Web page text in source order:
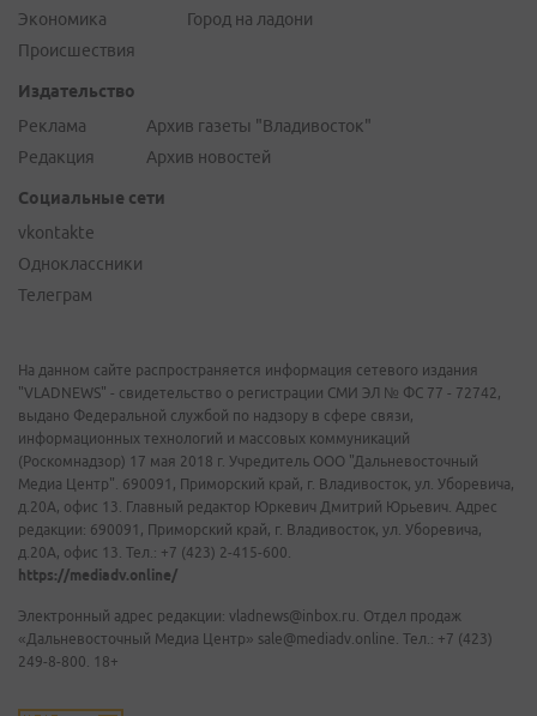
Экономика
Происшествия
Город на ладони
Издательство
Реклама
Редакция
Архив газеты "Владивосток"
Архив новостей
Социальные сети
vkontakte
Одноклассники
Телеграм
На данном сайте распространяется информация сетевого издания
"VLADNEWS" - свидетельство о регистрации СМИ ЭЛ № ФС 77 - 72742,
выдано Федеральной службой по надзору в сфере связи,
информационных технологий и массовых коммуникаций
(Роскомнадзор) 17 мая 2018 г. Учредитель ООО "Дальневосточный
Медиа Центр". 690091, Приморский край, г. Владивосток, ул. Уборевича,
д.20А, офис 13. Главный редактор Юркевич Дмитрий Юрьевич. Адрес
редакции: 690091, Приморский край, г. Владивосток, ул. Уборевича,
д.20А, офис 13. Тел.: +7 (423) 2-415-600.
https://mediadv.online/
Электронный адрес редакции: vladnews@inbox.ru. Отдел продаж
«Дальневосточный Медиа Центр» sale@mediadv.online. Тел.: +7 (423)
249-8-800. 18+